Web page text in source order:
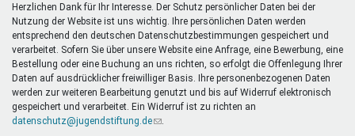
Mentoren & Projekte
Schule & Beruf
Herzlichen Dank für Ihr Interesse. Der Schutz persönlicher Daten bei der
Nutzung der Website ist uns wichtig. Ihre persönlichen Daten werden
entsprechend den deutschen Datenschutzbestimmungen gespeichert und
verarbeitet. Sofern Sie über unsere Website eine Anfrage, eine Bewerbung, eine
Bestellung oder eine Buchung an uns richten, so erfolgt die Offenlegung Ihrer
Daten auf ausdrücklicher freiwilliger Basis. Ihre personenbezogenen Daten
werden zur weiteren Bearbeitung genutzt und bis auf Widerruf elektronisch
gespeichert und verarbeitet. Ein Widerruf ist zu richten an
datenschutz@jugendstiftung.de(Link